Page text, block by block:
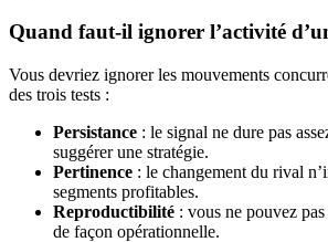
Quand faut-il ignorer l’activité
Vous devriez ignorer les mouvements
des trois tests :
Persistance : le signal ne dure pas
suggérer une stratégie.
Pertinence : le changement du rival
segments profitables.
Reproductibilité : vous ne pouvez
de façon opérationnelle.